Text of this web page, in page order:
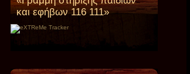
και εφήβων 116 111»